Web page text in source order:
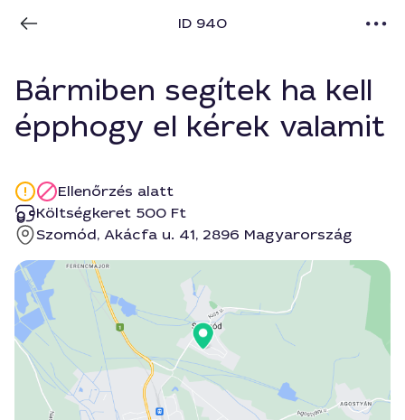
ID 940
Bármiben segítek ha kell
épphogy el kérek valamit
Ellenőrzés alatt
Költségkeret 500 Ft
Szomód, Akácfa u. 41, 2896 Magyarország